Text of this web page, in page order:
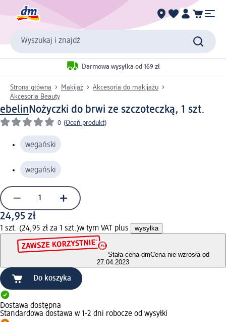
Wyszukaj i znajdź
Darmowa wysyłka od 169 zł
Strona główna Makijaż
Akcesoria do makijażu
Akcesoria Beauty
ebelinNożyczki do brwi ze szczoteczką, 1 szt.
0 (Oceń produkt)
wegański
wegański
24,95 zł
1 szt. (24,95 zł za 1 szt.)w tym VAT plus wysyłka
Stała cena dmCena nie wzrosła od
27.04.2023
Do koszyka
Dostawa dostępna
Standardowa dostawa w 1-2 dni robocze od wysyłki